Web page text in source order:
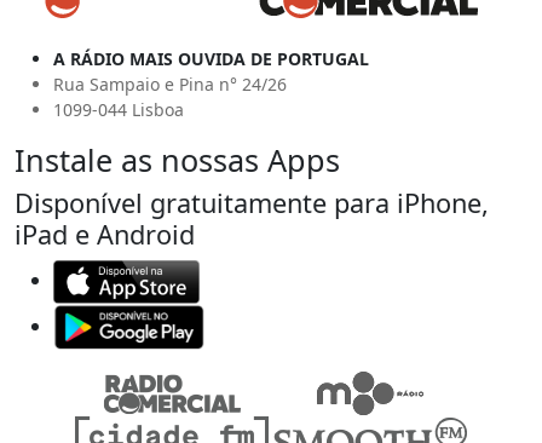
A RÁDIO MAIS OUVIDA DE PORTUGAL
Rua Sampaio e Pina n° 24/26
1099-044 Lisboa
Instale as nossas Apps
Disponível gratuitamente para iPhone,
iPad e Android